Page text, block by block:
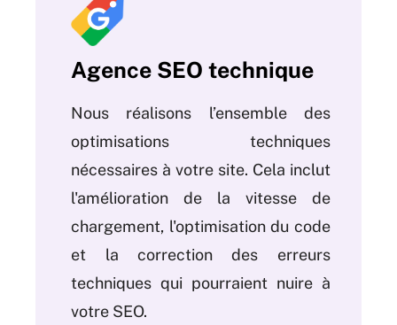
Agence SEO technique
Nous réalisons l’ensemble des
optimisations techniques
nécessaires à votre site. Cela inclut
l'amélioration de la vitesse de
chargement, l'optimisation du code
et la correction des erreurs
techniques qui pourraient nuire à
votre SEO.